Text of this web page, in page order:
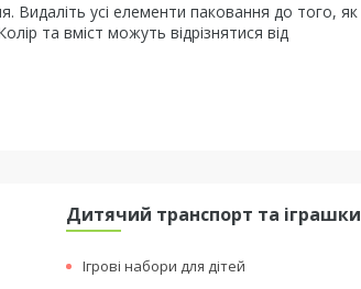
Видаліть усі елементи паковання до того, як
та вміст можуть відрізнятися від
Дитячий транспорт та іграшки
Ігрові набори для дітей